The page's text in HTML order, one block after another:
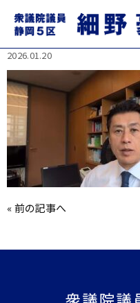
70199_n.jpg
2026.01.20
«前の記事へ